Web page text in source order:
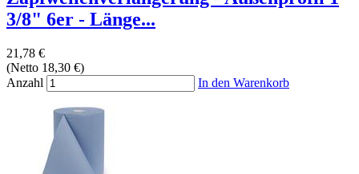
3/8" 6er - Länge...
21,78 €
(Netto 18,30 €)
Anzahl
In den Warenkorb